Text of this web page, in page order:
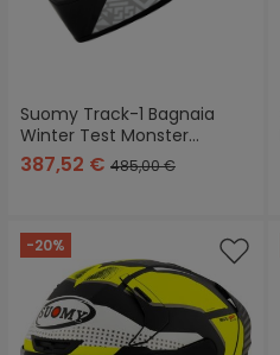
Suomy Track-1 Bagnaia
Winter Test Monster
Replica Helm
387,52 € 485,00 €
-20%